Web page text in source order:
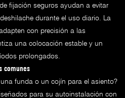
fijación seguros ayudan a evitar
durante el uso diario. La
con precisión a las
una colocación estable y un
prolongados.
comunes
funda o un cojín para el asiento?
para su autoinstalación con